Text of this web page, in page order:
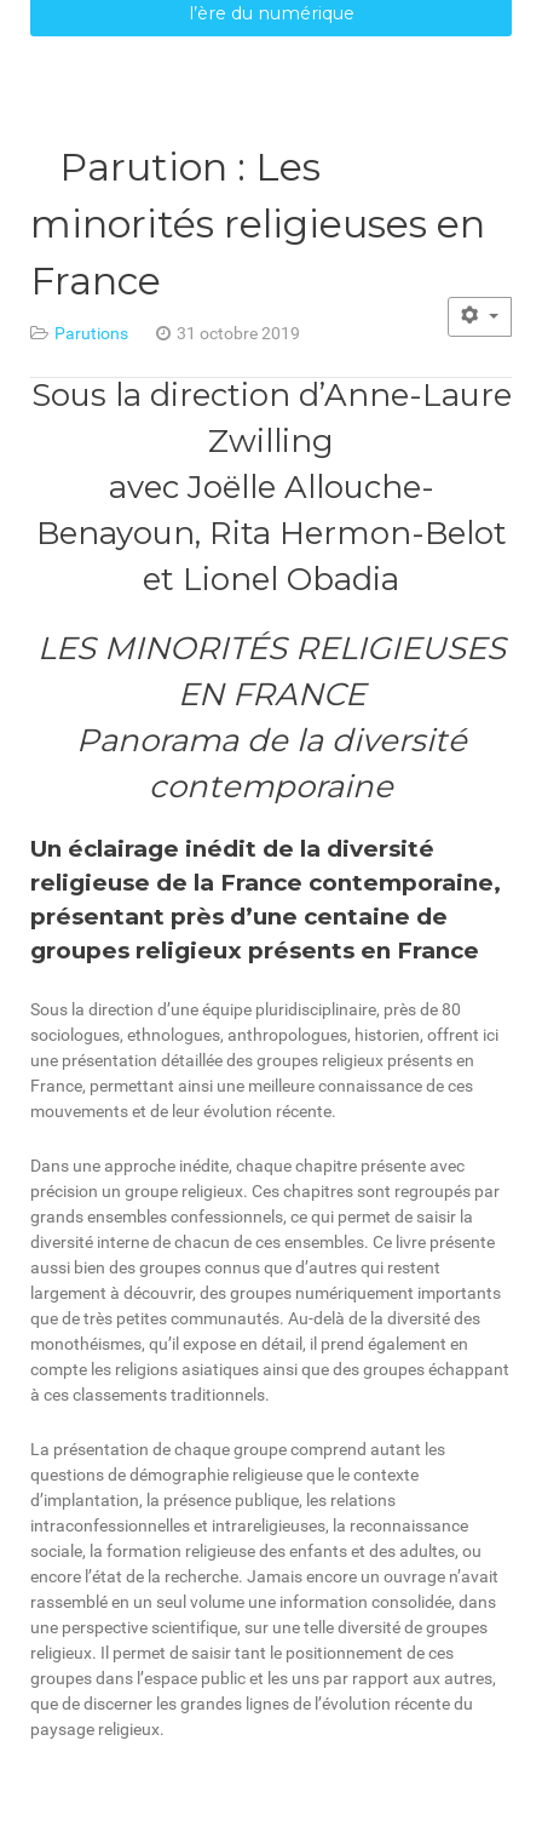
l’ère du numérique
Parution : Les
minorités religieuses en
France
Parutions 31 octobre 2019
Sous la direction d’Anne-Laure
Zwilling
avec Joëlle Allouche-
Benayoun, Rita Hermon-Belot
et Lionel Obadia
LES MINORITÉS RELIGIEUSES
EN FRANCE
Panorama de la diversité
contemporaine
Un éclairage inédit de la diversité
religieuse de la France contemporaine,
présentant près d’une centaine de
groupes religieux présents en France
Sous la direction d’une équipe pluridisciplinaire, près de 80
sociologues, ethnologues, anthropologues, historien, offrent ici
une présentation détaillée des groupes religieux présents en
France, permettant ainsi une meilleure connaissance de ces
mouvements et de leur évolution récente.
Dans une approche inédite, chaque chapitre présente avec
précision un groupe religieux. Ces chapitres sont regroupés par
grands ensembles confessionnels, ce qui permet de saisir la
diversité interne de chacun de ces ensembles. Ce livre présente
aussi bien des groupes connus que d’autres qui restent
largement à découvrir, des groupes numériquement importants
que de très petites communautés. Au-delà de la diversité des
monothéismes, qu’il expose en détail, il prend également en
compte les religions asiatiques ainsi que des groupes échappant
à ces classements traditionnels.
La présentation de chaque groupe comprend autant les
questions de démographie religieuse que le contexte
d’implantation, la présence publique, les relations
intraconfessionnelles et intrareligieuses, la reconnaissance
sociale, la formation religieuse des enfants et des adultes, ou
encore l’état de la recherche. Jamais encore un ouvrage n’avait
rassemblé en un seul volume une information consolidée, dans
une perspective scientifique, sur une telle diversité de groupes
religieux. Il permet de saisir tant le positionnement de ces
groupes dans l’espace public et les uns par rapport aux autres,
que de discerner les grandes lignes de l’évolution récente du
paysage religieux.